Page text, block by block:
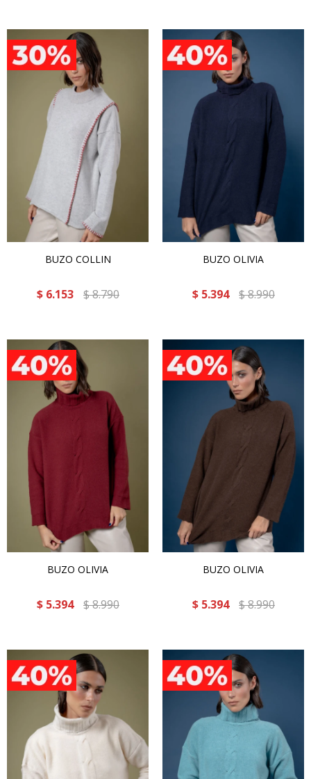
BUZO COLLIN
$ 6.153 $8.790
BUZO OLIVIA
$ 5.394 $8.990
BUZO OLIVIA
$ 5.394 $8.990
BUZO OLIVIA
$ 5.394 $8.990